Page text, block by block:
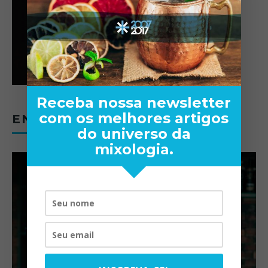
ENTREVISTAS
Receba nossa newsletter
com os melhores artigos
do universo da
mixologia.